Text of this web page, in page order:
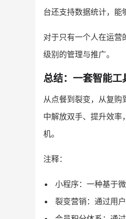
台还支持数据统计，能
对于只有一个人在运营
级别的管理与推广。
总结：一套智能工
从点餐到裂变，从复购
中解放双手、提升效率
机。
注释：
小程序：一种基于
裂变营销：通过用